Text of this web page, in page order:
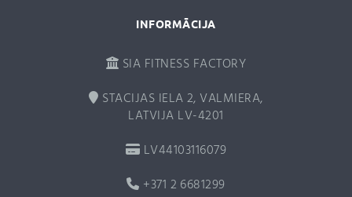
INFORMĀCIJA
SIA FITNESS FACTORY
STACIJAS IELA 2, VALMIERA,
LATVIJA LV-4201
LV44103116079
+371 2 6681299